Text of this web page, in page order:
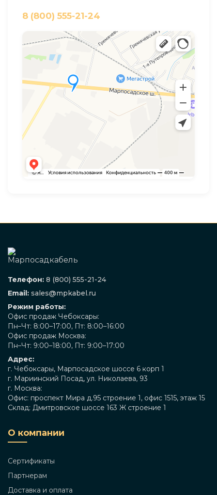
8 (800) 555-21-24
Телефон: 8 (800) 555-21-24
Email: sales@mpkabel.ru
Режим работы:
Офис продаж Чебоксары:
Пн–Чт: 8:00–17:00, Пт: 8:00–16:00
Офис продаж Москва:
Пн–Чт: 9:00–18:00, Пт: 9:00–17:00
Адрес:
г. Чебоксары, Марпосадское шоссе 6 корп 1
г. Мариинский Посад, ул. Николаева, 93
г. Москва:
Офис: проспект Мира д.95 строение 1, офис 1515, этаж 15
Склад: Дмитровское шоссе 163 Ж строение 1
О компании
Сертификаты
Партнерам
Доставка и оплата